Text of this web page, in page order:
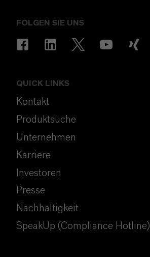
FOLGEN SIE UNS
QUICK LINKS
Kontakt
Produktsuche
Unternehmen
Karriere
Investoren
Presse
Nachhaltigkeit
SpeakUp (Compliance Hotline)